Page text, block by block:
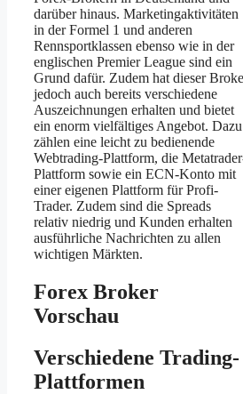
darüber hinaus. Marketingaktivitäten
in der Formel 1 und anderen
Rennsportklassen ebenso wie in der
englischen Premier League sind ein
Grund dafür. Zudem hat dieser
jedoch auch bereits verschiedene
Auszeichnungen erhalten und bietet
ein enorm vielfältiges Angebot. Dazu
zählen eine leicht zu bedienende
Webtrading-Plattform, die
Plattform sowie ein ECN-Konto mit
einer eigenen Plattform für Profi-
Trader. Zudem sind die Spreads
relativ niedrig und Kunden erhalten
ausführliche Nachrichten zu allen
wichtigen Märkten.
Forex Broker
Vorschau
Verschiedene Trading-
Plattformen